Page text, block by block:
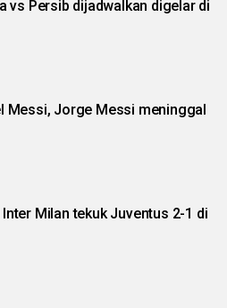
vs Persib dijadwalkan digelar di
Messi, Jorge Messi meninggal
Milan tekuk Juventus 2-1 di